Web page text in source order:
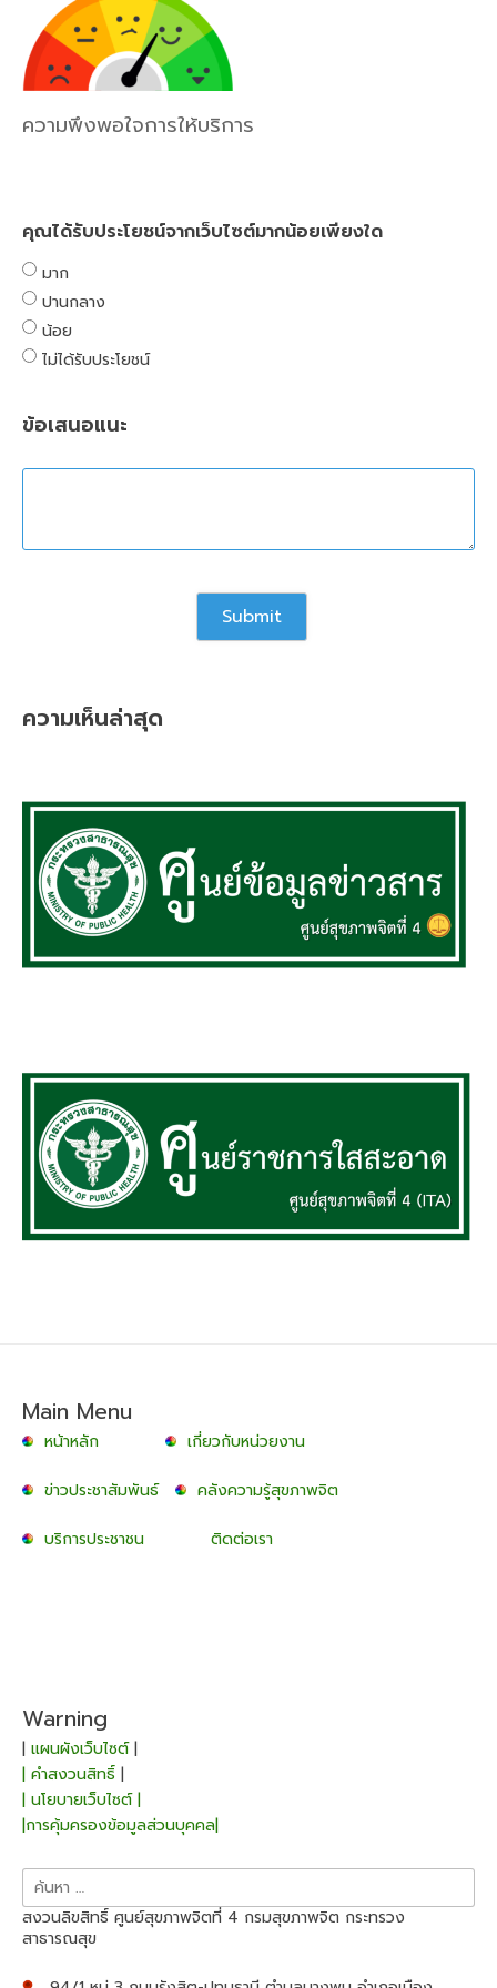
ความพึงพอใจการให้บริการ
คุณได้รับประโยชน์จากเว็บไซต์มากน้อยเพียงใด
มาก
ปานกลาง
น้อย
ไม่ได้รับประโยชน์
ข้อเสนอแนะ
ความเห็นล่าสุด
Main Menu
หน้าหลัก เกี่ยวกับหน่วยงาน
ข่าวประชาสัมพันธ์ คลังความรู้สุขภาพจิต
บริการประชาชน ติดต่อเรา
Warning
| แผนผังเว็บไซต์|
| คำสงวนสิทธิ์ |
| นโยบายเว็บไซต์ |
|การคุ้มครองข้อมูลส่วนบุคคล|
ค้นหา
สำหรับ:
สงวนลิขสิทธิ์ ศูนย์สุขภาพจิตที่ 4 กรมสุขภาพจิต กระทรวง
สาธารณสุข